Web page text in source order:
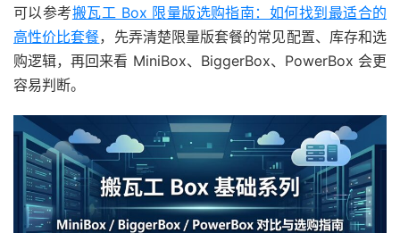
可以参考搬瓦工 Box 限量版选购指南：如何找到最适合的
高性价比套餐，先弄清楚限量版套餐的常见配置、库存和选
购逻辑，再回来看 MiniBox、BiggerBox、PowerBox 会更
容易判断。